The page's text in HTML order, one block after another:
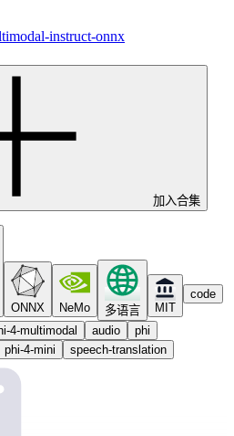
instruct-onnx
加入合集
ONNX NeMo 多语言 MIT
code
4-multimodal audio
phi
phi-4-mini speech-translation